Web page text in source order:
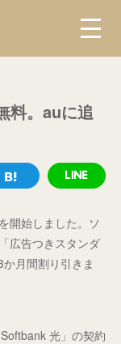
料。auに追
開始しました。ソ
広告つきスタンダ
月間割り引きま
光」の契約